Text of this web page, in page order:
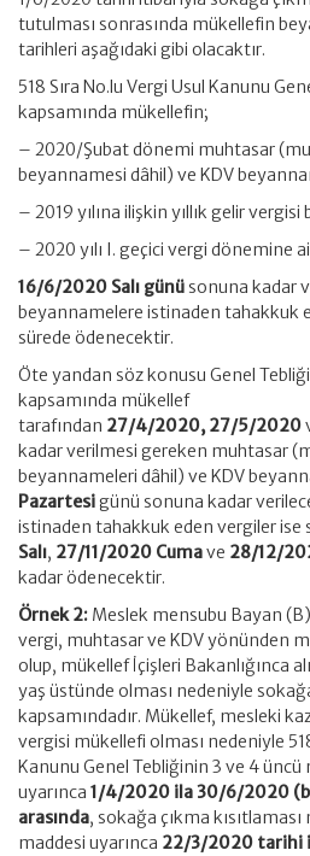
tutulması sonrasında mükellefin
tarihleri aşağıdaki gibi olacaktır.
518 Sıra No.lu Vergi Usul Kanunu
kapsamında mükellefin;
– 2020/Şubat dönemi muhtasar
beyannamesi dâhil) ve KDV
– 2019 yılına ilişkin yıllık gelir
– 2020 yılı I. geçici vergi dönemine
16/6/2020 Salı günü sonuna kadar
beyannamelere istinaden tahakkuk
sürede ödenecektir.
Öte yandan söz konusu Genel
kapsamında mükellef
tarafından 27/4/2020, 27/5/2020
kadar verilmesi gereken muhtasar
beyannameleri dâhil) ve KDV
Pazartesigünü sonuna kadar
istinaden tahakkuk eden vergiler ise
Salı, 27/11/2020 Cumave 28/12/
kadar ödenecektir.
Örnek 2: Meslek mensubu Bayan
vergi, muhtasar ve KDV yönünden
olup, mükellef İçişleri Bakanlığınca
yaş üstünde olması nedeniyle
kapsamındadır. Mükellef, mesleki
vergisi mükellefi olması nedeniyle
Kanunu Genel Tebliğinin 3 ve 4 üncü
uyarınca 1/4/2020 ila 30/6/2020
arasında, sokağa çıkma
maddesi uyarınca 22/3/2020 tarihi